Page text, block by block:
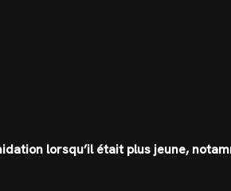
lorsqu’il était plus jeune,